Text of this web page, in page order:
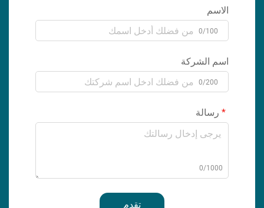
الاسم
0/100
اسم الشركة
0/200
رسالة
0/1000
تقدم